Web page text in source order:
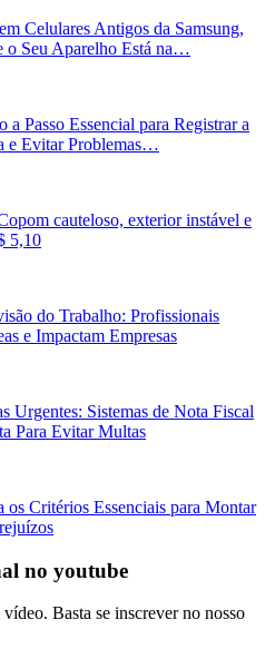
Celulares Antigos da Samsung,
o Seu Aparelho Está na…
Passo Essencial para Registrar a
e Evitar Problemas…
cauteloso, exterior instável e
5,10
do Trabalho: Profissionais
e Impactam Empresas
Urgentes: Sistemas de Nota Fiscal
Para Evitar Multas
Critérios Essenciais para Montar
no youtube
Basta se inscrever no nosso